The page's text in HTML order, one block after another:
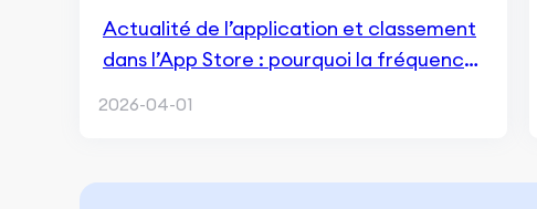
Actualité de l’application et classement
dans l’App Store : pourquoi la fréquence
2026-04-01